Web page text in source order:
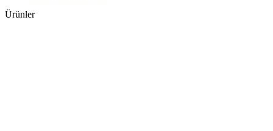
Ürünler